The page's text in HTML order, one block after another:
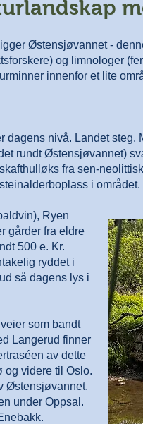
Østensjøvannet -
og limnologer
innenfor et lite
dagens nivå. Landet
rundt Østensjøvannet)
fra sen-
i området.
Ryen
gårder fra eldre
500 e. Kr.
ryddet i
så dagens lys i
som bandt
Langerud finner
av dette
og videre til Oslo.
Østensjøvannet.
under Oppsal.